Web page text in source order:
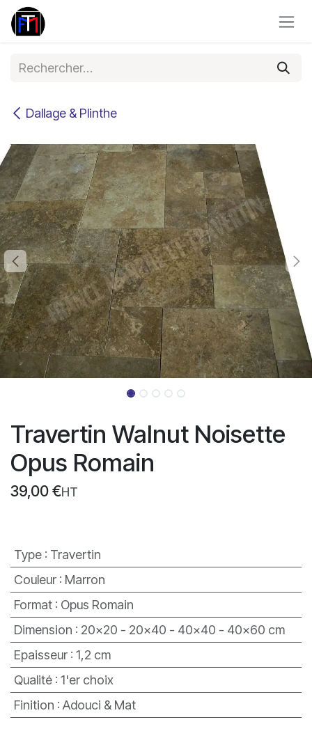
Se rendre au contenu
Dallage & Plinthe
Travertin Walnut Noisette
Opus Romain
39,00 €HT
Type: Travertin
Couleur: Marron
Format: Opus Romain
Dimension : 20x20 - 20x40 - 40x40 - 40x60 cm
Epaisseur: 1,2 cm
Qualité: 1'er choix
Finition : Adouci & Mat